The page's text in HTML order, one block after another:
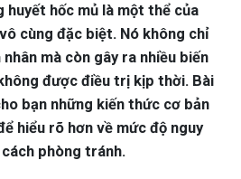
huyết hốc mủ là một thể của
cùng đặc biệt. Nó không chỉ
mà còn gây ra nhiều biến
được điều trị kịp thời. Bài
bạn những kiến thức cơ bản
hiểu rõ hơn về mức độ nguy
phòng tránh.